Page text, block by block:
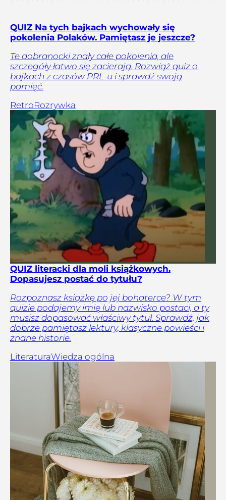
QUIZ Na tych bajkach wychowały się
pokolenia Polaków. Pamiętasz je jeszcze?
Te dobranocki znały całe pokolenia, ale
szczegóły łatwo się zacierają. Rozwiąż quiz o
bajkach z czasów PRL-u i sprawdź swoją
pamięć.
RetroRozrywka
QUIZ literacki dla moli książkowych.
Dopasujesz postać do tytułu?
Rozpoznasz książkę po jej bohaterce? W tym
quizie podajemy imię lub nazwisko postaci, a ty
musisz dopasować właściwy tytuł. Sprawdź, jak
dobrze pamiętasz lektury, klasyczne powieści i
znane historie.
LiteraturaWiedza ogólna